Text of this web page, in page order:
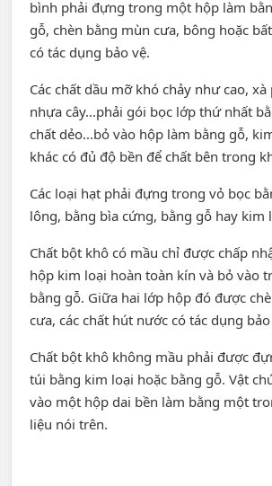
bình phải đựng trong một hộp làm
gỗ, chèn bằng mùn cưa, bông hoặc
có tác dụng bảo vệ.
Các chất dầu mỡ khó chảy như cao,
nhựa cây...phải gói bọc lớp thứ nhất
chất dẻo...bỏ vào hộp làm bằng gỗ,
khác có đủ độ bền để chất bên trong
Các loại hạt phải đựng trong vỏ bọc
lông, bằng bìa cứng, bằng gỗ hay kim
Chất bột khô có mầu chỉ được chấp
hộp kim loại hoàn toàn kín và bỏ vào
bằng gỗ. Giữa hai lớp hộp đó được
cưa, các chất hút nước có tác dụng bảo
Chất bột khô không mầu phải được
túi bằng kim loại hoặc bằng gỗ. Vật
vào một hộp dai bền làm bằng một
liệu nói trên.